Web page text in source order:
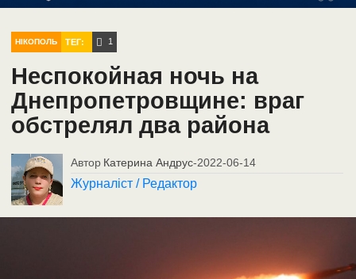
НІКОПОЛЬ ТЕГ: 1
Неспокойная ночь на
Днепропетровщине: враг
обстрелял два района
Автор Катерина Андрус-2022-06-14
Журналіст / Редактор